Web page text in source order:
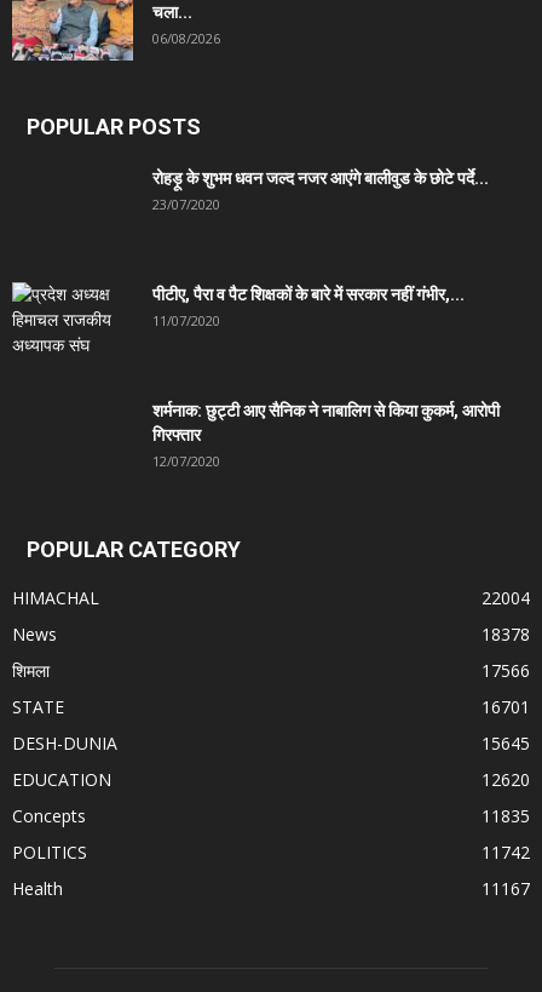
चला...
06/08/2026
POPULAR POSTS
रोहड़ू के शुभम धवन जल्द नजर आएंगे बालीवुड के छोटे पर्दे...
23/07/2020
पीटीए, पैरा व पैट शिक्षकों के बारे में सरकार नहीं गंभीर,...
11/07/2020
शर्मनाक: छुट्टी आए सैनिक ने नाबालिग से किया कुकर्म, आरोपी
गिरफ्तार
12/07/2020
POPULAR CATEGORY
HIMACHAL
22004
News
18378
शिमला
17566
STATE
16701
DESH-DUNIA
15645
EDUCATION
12620
Concepts
11835
POLITICS
11742
Health
11167